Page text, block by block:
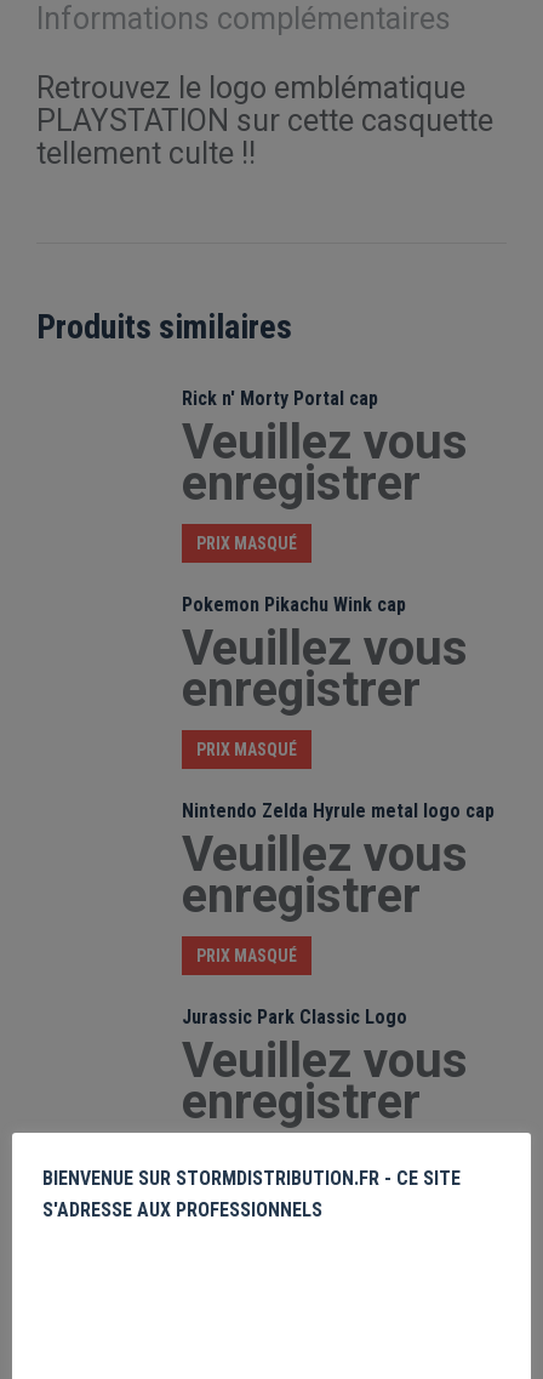
Informations complémentaires
Retrouvez le logo emblématique
PLAYSTATION sur cette casquette
tellement culte !!
Produits similaires
Rick n' Morty Portal cap
Veuillez vous
enregistrer
PRIX MASQUÉ
Pokemon Pikachu Wink cap
Veuillez vous
enregistrer
PRIX MASQUÉ
Nintendo Zelda Hyrule metal logo cap
Veuillez vous
enregistrer
PRIX MASQUÉ
Jurassic Park Classic Logo
Veuillez vous
enregistrer
Jurassic Park Camo Logo
BIENVENUE SUR STORMDISTRIBUTION.FR - CE SITE
S'ADRESSE AUX PROFESSIONNELS